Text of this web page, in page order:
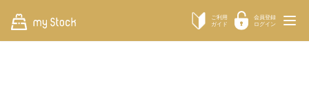
ご利用
ガイド
会員登録
ログイン